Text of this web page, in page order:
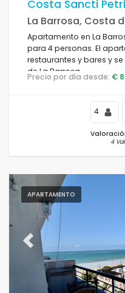
Costa Sancti Petri
La Barrosa, Costa
Apartamento en La
para 4 personas. El
restaurantes y bares y
de La Barrosa.
Precio por día desde: €
4
4
APARTAMENTO
Previous